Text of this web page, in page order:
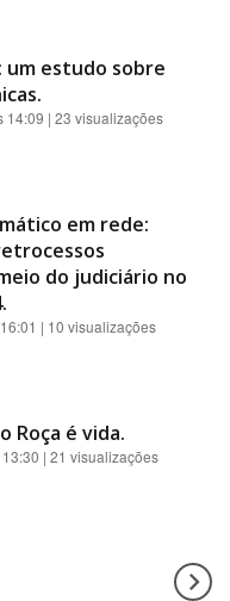
um estudo sobre
14:09 | 23 visualizações
em rede:
do judiciário no
| 10 visualizações
Roça é vida.
| 21 visualizações